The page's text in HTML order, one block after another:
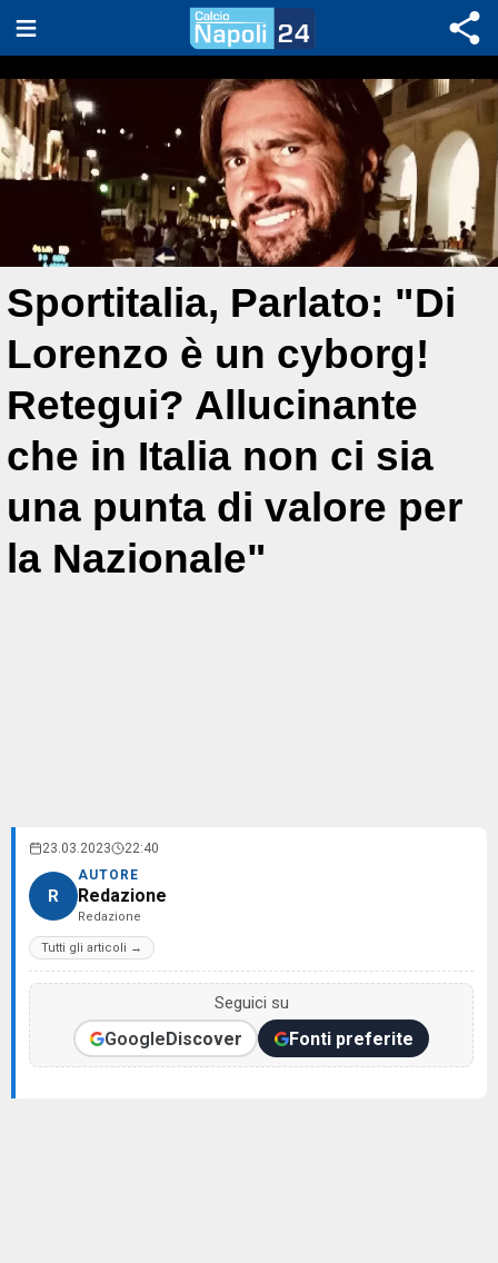
Sportitalia, Parlato: "Di
Lorenzo è un cyborg!
Retegui? Allucinante
che in Italia non ci sia
una punta di valore per
la Nazionale"
23.03.2023 22:40
R
AUTORE
Redazione
Redazione
Tutti gli articoli →
Seguici su
GoogleDiscover Fonti preferite